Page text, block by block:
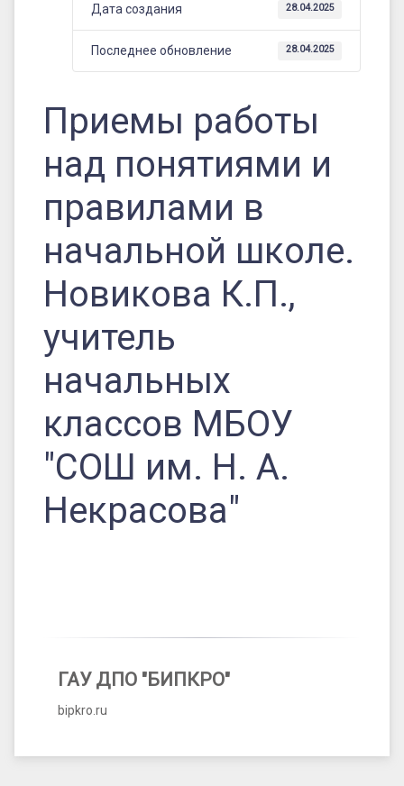
Новикова
начальных
классов
МБОУ
«СОШ
им.
Некрасова»
Дата создания 28.04.2025
Последнее обновление 28.04.2025
Приемы работы
над понятиями и
правилами в
начальной школе.
Новикова К.П.,
учитель
начальных
классов МБОУ
"СОШ им. Н. А.
Некрасова"
ГАУ ДПО "БИПКРО"
bipkro.ru